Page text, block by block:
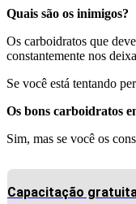
Quais são os inimigos?
Os carboidratos que
constantemente nos
Se você está tentando
Os bons carboidratos
Sim, mas se você os
Capacitação